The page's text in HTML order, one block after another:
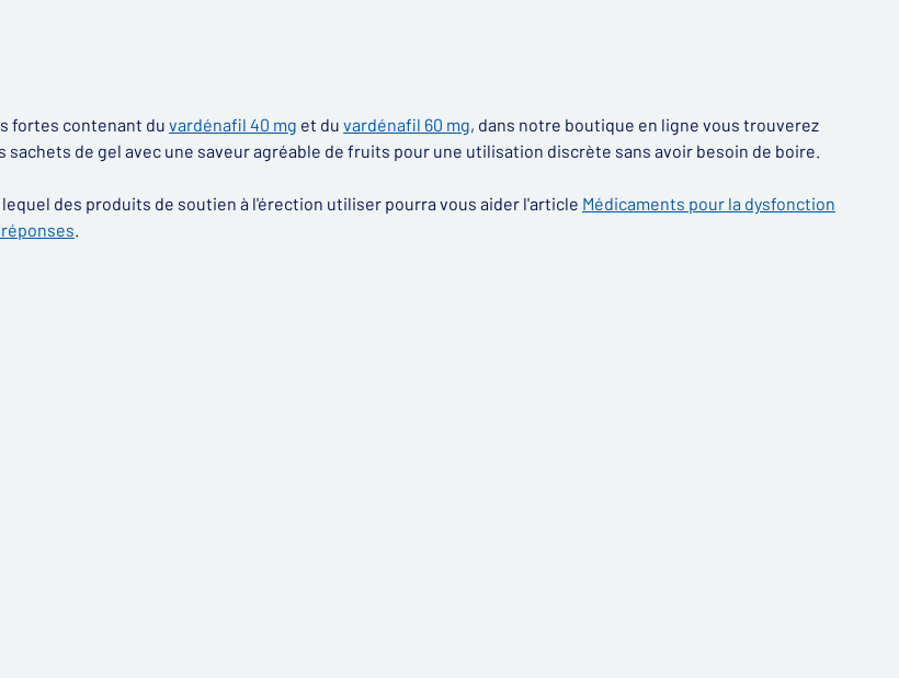
fortes contenant du vardénafil 40 mg et du vardénafil 60 mg, dans notre boutique en ligne vous trouverez
sachets de gel avec une saveur agréable de fruits pour une utilisation discrète sans avoir besoin de boire.
des produits de soutien à l'érection utiliser pourra vous aider l'article Médicaments pour la dysfonction
.